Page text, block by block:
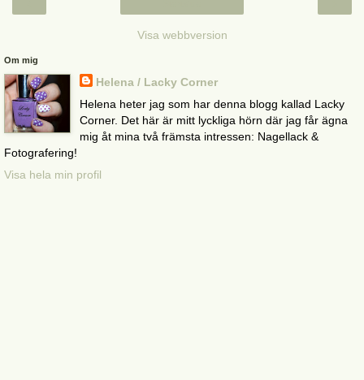
Visa webbversion
Om mig
Helena / Lacky Corner
Helena heter jag som har denna blogg kallad Lacky
Corner. Det här är mitt lyckliga hörn där jag får ägna
mig åt mina två främsta intressen: Nagellack &
Fotografering!
Visa hela min profil